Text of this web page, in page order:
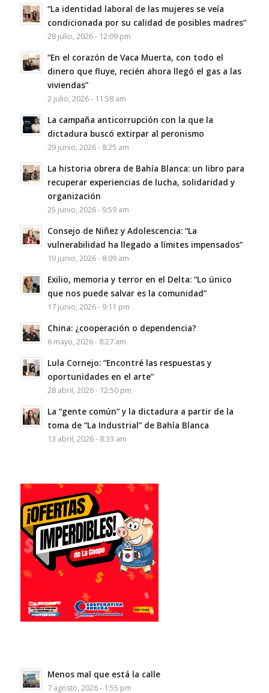
“La identidad laboral de las mujeres se veía
condicionada por su calidad de posibles madres”
28 julio, 2026 - 12:09 pm
“En el corazón de Vaca Muerta, con todo el
dinero que fluye, recién ahora llegó el gas a las
viviendas”
2 julio, 2026 - 11:58 am
La campaña anticorrupción con la que la
dictadura buscó extirpar al peronismo
29 junio, 2026 - 8:25 am
La historia obrera de Bahía Blanca: un libro para
recuperar experiencias de lucha, solidaridad y
organización
25 junio, 2026 - 9:59 am
Consejo de Niñez y Adolescencia: “La
vulnerabilidad ha llegado a límites impensados”
19 junio, 2026 - 8:09 am
Exilio, memoria y terror en el Delta: “Lo único
que nos puede salvar es la comunidad”
17 junio, 2026 - 9:11 pm
China: ¿cooperación o dependencia?
6 mayo, 2026 - 8:27 am
Lula Cornejo: “Encontré las respuestas y
oportunidades en el arte”
28 abril, 2026 - 12:50 pm
La “gente común” y la dictadura a partir de la
toma de “La Industrial” de Bahía Blanca
13 abril, 2026 - 8:33 am
Menos mal que está la calle
7 agosto, 2026 - 1:55 pm